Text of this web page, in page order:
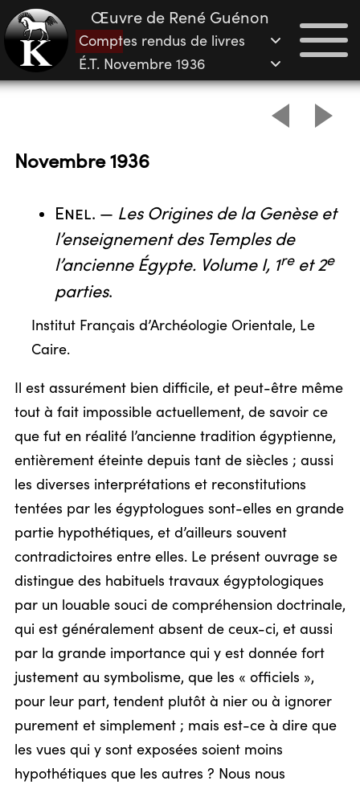
Œuvre de René Guénon
Comptes rendus de livres
É.T. Novembre 1936
Novembre 1936
Enel. — Les Origines de la Genèse et
l’enseignement des Temples de
l’ancienne Égypte. Volume I, 1reet 2e
parties.
Institut Français d’Archéologie Orientale, Le
Caire.
Il est assurément bien difficile, et peut-être même
tout à fait impossible actuellement, de savoir ce
que fut en réalité l’ancienne tradition égyptienne,
entièrement éteinte depuis tant de siècles ; aussi
les diverses interprétations et reconstitutions
tentées par les égyptologues sont-elles en grande
partie hypothétiques, et d’ailleurs souvent
contradictoires entre elles. Le présent ouvrage se
distingue des habituels travaux égyptologiques
par un louable souci de compréhension doctrinale,
qui est généralement absent de ceux-ci, et aussi
par la grande importance qui y est donnée fort
justement au symbolisme, que les « officiels »,
pour leur part, tendent plutôt à nier ou à ignorer
purement et simplement ; mais est-ce à dire que
les vues qui y sont exposées soient moins
hypothétiques que les autres ? Nous nous